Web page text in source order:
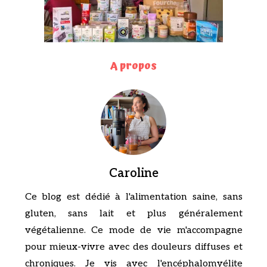
A propos
Caroline
Ce blog est dédié à l'alimentation saine, sans
gluten, sans lait et plus généralement
végétalienne. Ce mode de vie m'accompagne
pour mieux-vivre avec des douleurs diffuses et
chroniques. Je vis avec l'encéphalomyélite